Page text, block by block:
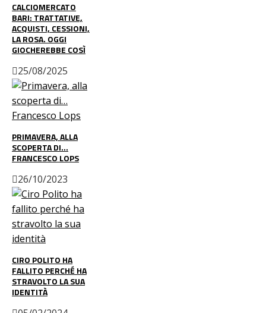
CALCIOMERCATO
BARI: TRATTATIVE,
ACQUISTI, CESSIONI,
LA ROSA. OGGI
GIOCHEREBBE COSÌ
25/08/2025
PRIMAVERA, ALLA
SCOPERTA DI…
FRANCESCO LOPS
26/10/2023
CIRO POLITO HA
FALLITO PERCHÉ HA
STRAVOLTO LA SUA
IDENTITÀ